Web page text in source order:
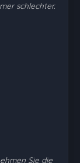
schlechter.
Sie die